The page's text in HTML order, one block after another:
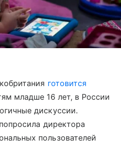
готовится
младше 16 лет, в России
дискуссии.
директора
пользователей